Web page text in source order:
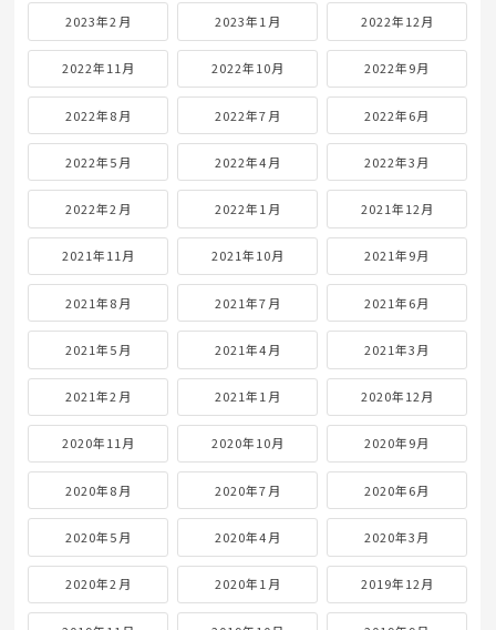
2023年2月 2023年1月 2022年12月
2022年11月 2022年10月 2022年9月
2022年8月 2022年7月 2022年6月
2022年5月 2022年4月 2022年3月
2022年2月 2022年1月 2021年12月
2021年11月 2021年10月 2021年9月
2021年8月 2021年7月 2021年6月
2021年5月 2021年4月 2021年3月
2021年2月 2021年1月 2020年12月
2020年11月 2020年10月 2020年9月
2020年8月 2020年7月 2020年6月
2020年5月 2020年4月 2020年3月
2020年2月 2020年1月 2019年12月